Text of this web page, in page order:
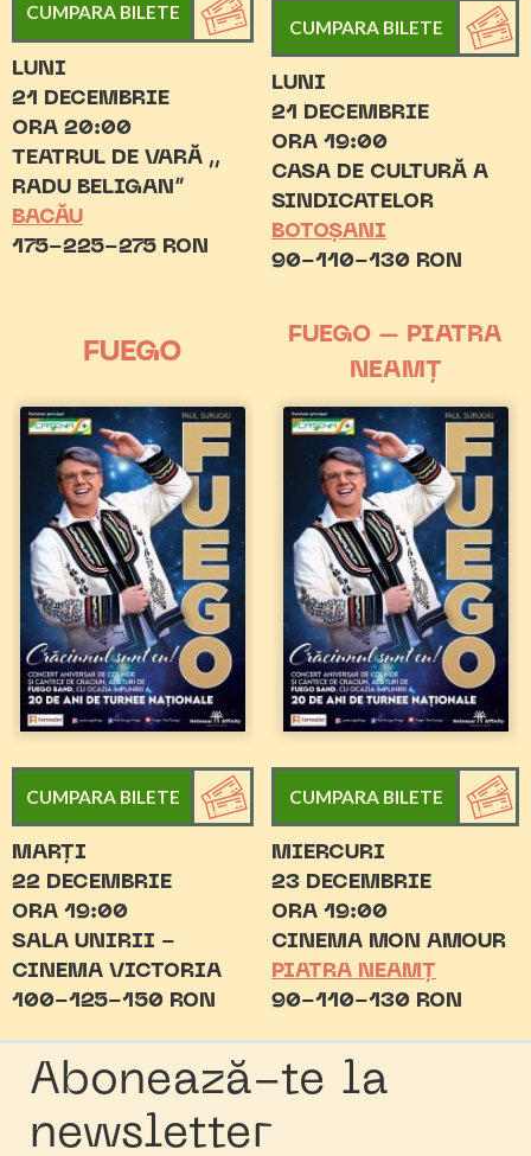
CUMPARA BILETE
LUNI
21 DECEMBRIE
ORA 20:00
TEATRUL DE VARĂ ,,
RADU BELIGAN”
BACĂU
175-225-275 RON
CUMPARA BILETE
LUNI
21 DECEMBRIE
ORA 19:00
CASA DE CULTURĂ A
SINDICATELOR
BOTOȘANI
90-110-130 RON
FUEGO
CUMPARA BILETE
MARȚI
22 DECEMBRIE
ORA 19:00
SALA UNIRII -
CINEMA VICTORIA
100-125-150 RON
FUEGO – PIATRA
NEAMȚ
CUMPARA BILETE
MIERCURI
23 DECEMBRIE
ORA 19:00
CINEMA MON AMOUR
PIATRA NEAMȚ
90-110-130 RON
Abonează-te la
newsletter